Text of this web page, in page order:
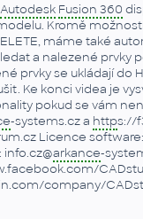
Autodesk Fusion 360
Kromě
máme také
a nalezené prvky
prvky se ukládají do
Ke konci videa je
pokud se vám
-systems.cz a https://
Licence software:
arkance-
company/